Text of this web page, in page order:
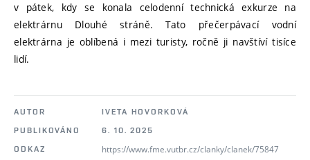
v pátek, kdy se konala celodenní technická exkurze na
elektrárnu Dlouhé stráně. Tato přečerpávací vodní
elektrárna je oblíbená i mezi turisty, ročně ji navštíví tisíce
lidí.
AUTOR
IVETA HOVORKOVÁ
PUBLIKOVÁNO
6. 10. 2025
ODKAZ
https://www.fme.vutbr.cz/clanky/clanek/75847